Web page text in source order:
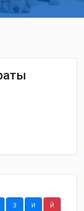
З И Й